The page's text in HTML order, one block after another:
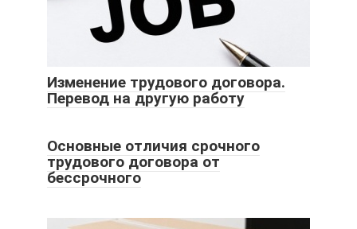
Изменение трудового договора.
Перевод на другую работу
Основные отличия срочного
трудового договора от
бессрочного